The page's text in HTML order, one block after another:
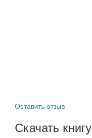
Оставить отзыв
Скачать книгу